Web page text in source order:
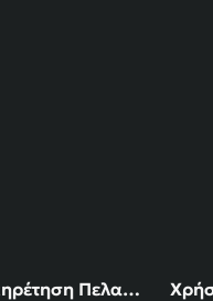
Εξυπηρέτηση Πελατών